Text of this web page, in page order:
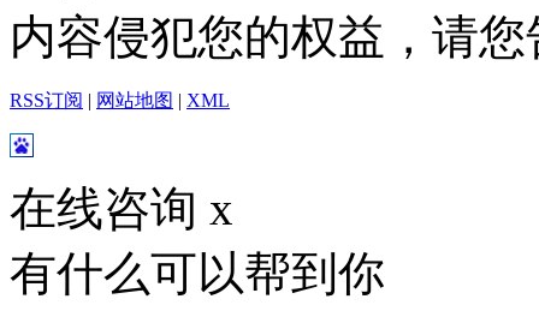
内容侵犯您的权益，请
RSS订阅 | 网站地图 | XML
在线咨询 x
有什么可以帮到你